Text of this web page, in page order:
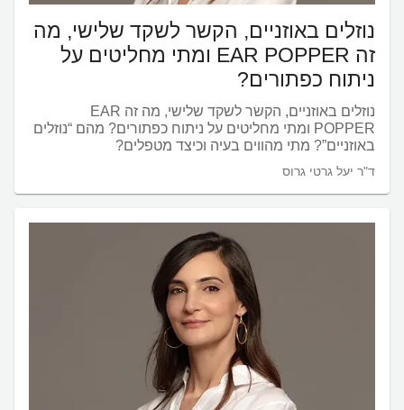
נוזלים באוזניים, הקשר לשקד שלישי, מה
זה EAR POPPER ומתי מחליטים על
ניתוח כפתורים?
נוזלים באוזניים, הקשר לשקד שלישי, מה זה EAR
POPPER ומתי מחליטים על ניתוח כפתורים? מהם “נוזלים
באוזניים”? מתי מהווים בעיה וכיצד מטפלים?
ד"ר יעל גרטי גרוס